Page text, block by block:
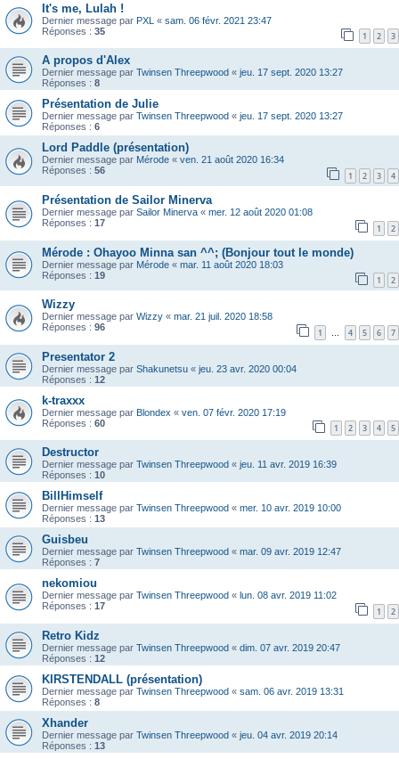
It's me, Lulah !
Dernier message par PXL « sam. 06 févr. 2021 23:47
Réponses : 35 1 2 3
A propos d'Alex
Dernier message par Twinsen Threepwood « jeu. 17 sept. 2020 13:27
Réponses : 8
Présentation de Julie
Dernier message par Twinsen Threepwood « jeu. 17 sept. 2020 13:27
Réponses : 6
Lord Paddle (présentation)
Dernier message par Mérode « ven. 21 août 2020 16:34
Réponses : 56 1 2 3 4
Présentation de Sailor Minerva
Dernier message par Sailor Minerva « mer. 12 août 2020 01:08
Réponses : 17 1 2
Mérode : Ohayoo Minna san ^^; (Bonjour tout le monde)
Dernier message par Mérode « mar. 11 août 2020 18:03
Réponses : 19 1 2
Wizzy
Dernier message par Wizzy « mar. 21 juil. 2020 18:58
Réponses : 96 1 … 4 5 6 7
Presentator 2
Dernier message par Shakunetsu « jeu. 23 avr. 2020 00:04
Réponses : 12
k-traxxx
Dernier message par Blondex « ven. 07 févr. 2020 17:19
Réponses : 60 1 2 3 4 5
Destructor
Dernier message par Twinsen Threepwood « jeu. 11 avr. 2019 16:39
Réponses : 10
BillHimself
Dernier message par Twinsen Threepwood « mer. 10 avr. 2019 10:00
Réponses : 13
Guisbeu
Dernier message par Twinsen Threepwood « mar. 09 avr. 2019 12:47
Réponses : 7
nekomiou
Dernier message par Twinsen Threepwood « lun. 08 avr. 2019 11:02
Réponses : 17 1 2
Retro Kidz
Dernier message par Twinsen Threepwood « dim. 07 avr. 2019 20:47
Réponses : 12
KIRSTENDALL (présentation)
Dernier message par Twinsen Threepwood « sam. 06 avr. 2019 13:31
Réponses : 8
Xhander
Dernier message par Twinsen Threepwood « jeu. 04 avr. 2019 20:14
Réponses : 13